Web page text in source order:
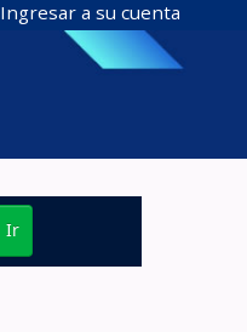
Ingresar a su cuenta
Ir